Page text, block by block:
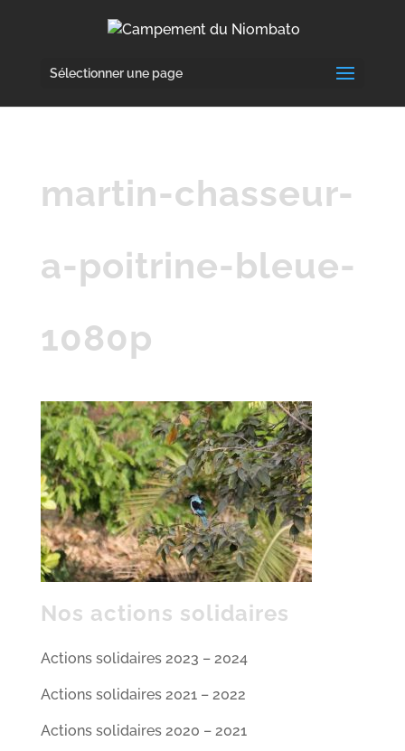
Sélectionner une page
martin-chasseur-
a-poitrine-bleue-
1080p
Nos actions solidaires
Actions solidaires 2023 – 2024
Actions solidaires 2021 – 2022
Actions solidaires 2020 – 2021